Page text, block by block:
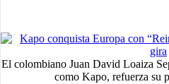
El colombiano Juan David Loaiza
como Kapo, refuerza su